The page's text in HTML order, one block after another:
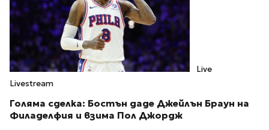
Live
Livestream
Голяма сделка: Бостън даде Джейлън Браун на
Филаделфия и взима Пол Джордж